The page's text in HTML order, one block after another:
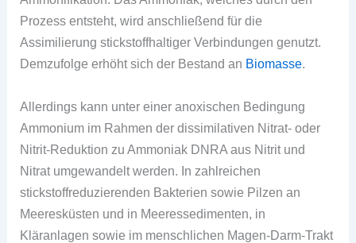
Prozess entsteht, wird anschließend für die
Assimilierung stickstoffhaltiger Verbindungen genutzt.
Demzufolge erhöht sich der Bestand an Biomasse.
Allerdings kann unter einer anoxischen Bedingung
Ammonium im Rahmen der dissimilativen Nitrat- oder
Nitrit-Reduktion zu Ammoniak DNRA aus Nitrit und
Nitrat umgewandelt werden. In zahlreichen
stickstoffreduzierenden Bakterien sowie Pilzen an
Meeresküsten und in Meeressedimenten, in
Kläranlagen sowie im menschlichen Magen-Darm-Trakt